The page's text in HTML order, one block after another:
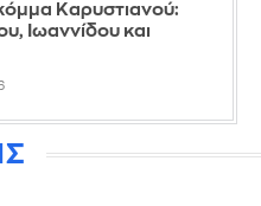
Καρυστιανού:
Ιωαννίδου και